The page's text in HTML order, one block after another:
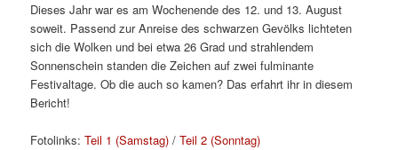
Dieses Jahr war es am Wochenende des 12. und 13. August
soweit. Passend zur Anreise des schwarzen Gevölks lichteten
sich die Wolken und bei etwa 26 Grad und strahlendem
Sonnenschein standen die Zeichen auf zwei fulminante
Festivaltage. Ob die auch so kamen? Das erfahrt ihr in diesem
Bericht!
Fotolinks:Teil 1 (Samstag) /Teil 2 (Sonntag)